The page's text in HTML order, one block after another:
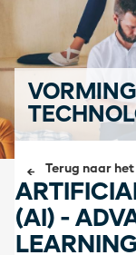
Terug naar
(AI) -